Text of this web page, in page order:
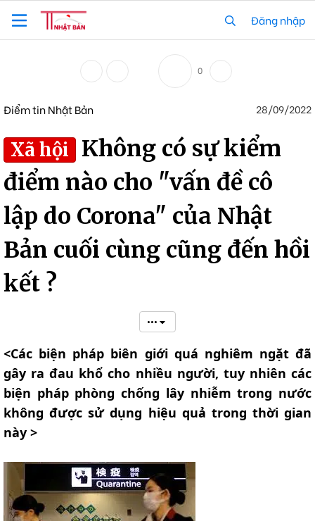
Đăng nhập
0
Điểm tin Nhật Bản 28/09/2022
Xã hội
Không có sự kiểm
điểm nào cho "vấn đề cô
lập do Corona" của Nhật
Bản cuối cùng cũng đến hồi
kết ?
•••
<Các biện pháp biên giới quá nghiêm ngặt đã
gây ra đau khổ cho nhiều người, tuy nhiên các
biện pháp phòng chống lây nhiễm trong nước
không được sử dụng hiệu quả trong thời gian
này >